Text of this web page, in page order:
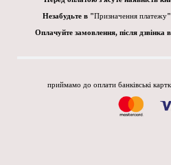
Незабудьте в "Призначення платежу"
Оплачуйте замовлення, після
приймамо до оплати банківські